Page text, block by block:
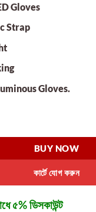
Gloves
Strap
Gloves.
quantity
কার্টে যোগ করুন
BUY NOW
৫% ডিসকাউন্ট